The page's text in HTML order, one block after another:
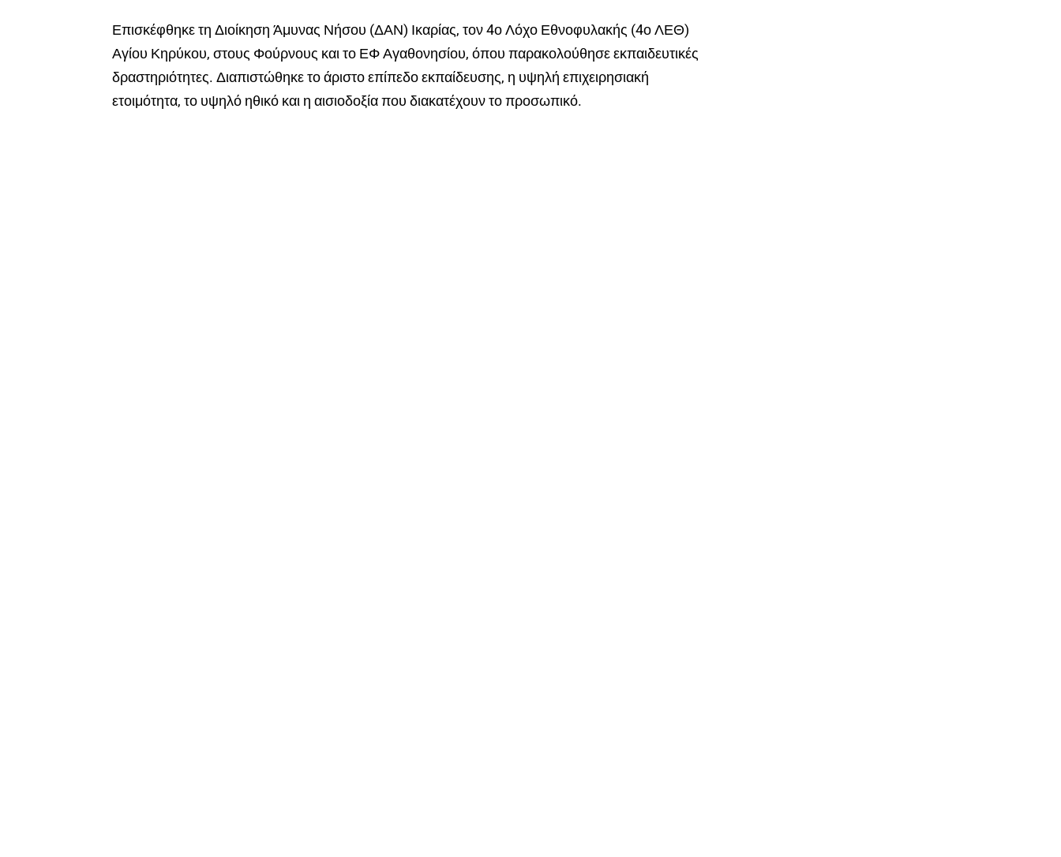
Επισκέφθηκε τη Διοίκηση Άμυνας Νήσου (ΔΑΝ) Ικαρίας, τον 4ο Λόχο Εθνοφυλακής (4ο ΛΕΘ)
Αγίου Κηρύκου, στους Φούρνους και το ΕΦ Αγαθονησίου, όπου παρακολούθησε εκπαιδευτικές
δραστηριότητες. Διαπιστώθηκε το άριστο επίπεδο εκπαίδευσης, η υψηλή επιχειρησιακή
ετοιμότητα, το υψηλό ηθικό και η αισιοδοξία που διακατέχουν το προσωπικό.